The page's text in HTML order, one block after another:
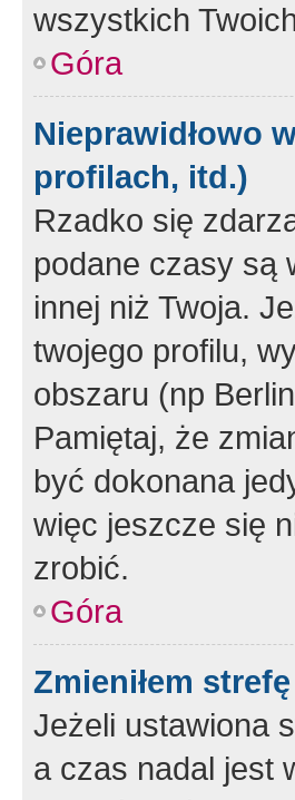
wszystkich
Góra
Nieprawidłowo
profilach, itd.)
Rzadko się
podane czasy są
innej niż Twoja.
twojego profilu,
obszaru (np
Pamiętaj, że
być dokonana
więc jeszcze się
zrobić.
Góra
Zmieniłem
Jeżeli ustawiona
a czas nadal jest